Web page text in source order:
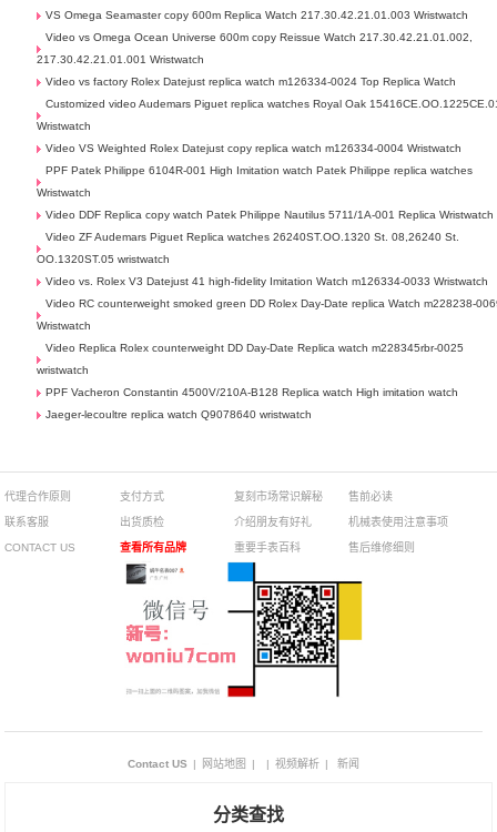
VS Omega Seamaster copy 600m Replica Watch 217.30.42.21.01.003 Wristwatch
Video vs Omega Ocean Universe 600m copy Reissue Watch 217.30.42.21.01.002,
217.30.42.21.01.001 Wristwatch
Video vs factory Rolex Datejust replica watch m126334-0024 Top Replica Watch
Customized video Audemars Piguet replica watches Royal Oak
Wristwatch
Video VS Weighted Rolex Datejust copy replica watch m126334-0004 Wristwatch
PPF Patek Philippe 6104R-001 High Imitation watch Patek Philippe replica watches
Wristwatch
Video DDF Replica copy watch Patek Philippe Nautilus 5711/1A-001 Replica Wristwatch
Video ZF Audemars Piguet Replica watches 26240ST.OO.1320 St. 08,26240 St.
OO.1320ST.05 wristwatch
Video vs. Rolex V3 Datejust 41 high-fidelity Imitation Watch m126334-0033 Wristwatch
Video RC counterweight smoked green DD Rolex Day-Date replica Watch m228238-
Wristwatch
Video Replica Rolex counterweight DD Day-Date Replica watch m228345rbr-0025
wristwatch
PPF Vacheron Constantin 4500V/210A-B128 Replica watch High imitation watch
Jaeger-lecoultre replica watch Q9078640 wristwatch
代理合作原则
联系客服
CONTACT US
支付方式
出货质检
查看所有品牌
复刻市场常识解秘
介绍朋友有好礼
重要手表百科
售前必读
机械表使用注意事项
售后维修细则
Contact US | 网站地图 | | 视频解析 | 新闻
分类查找